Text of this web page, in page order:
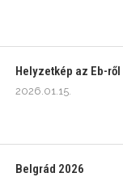
Helyzetkép az Eb-
2026.01.15.
Belgrád 2026